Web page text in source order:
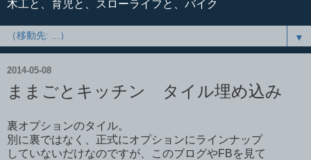
木工と、育児と、スローライフと、バイク
▼
2014-05-08
ままごとキッチン タイル埋め込み
裏オプションのタイル。
別に裏ではなく、正式にオプションにラインナップ
していないだけなのですが、このブログやFBを見て